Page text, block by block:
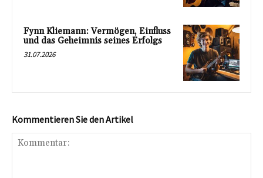
Fynn Kliemann: Vermögen, Einfluss
und das Geheimnis seines Erfolgs
31.07.2026
Kommentieren Sie den Artikel